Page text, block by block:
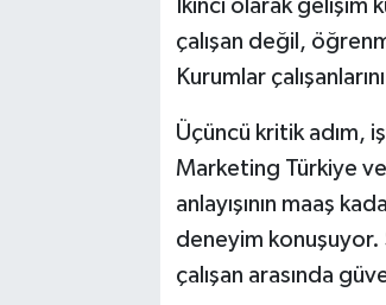
İkinci olarak gelişim
çalışan değil,
Kurumlar
Üçüncü kritik adım,
Marketing Türkiye
anlayışının maaş
deneyim
çalışan arasında